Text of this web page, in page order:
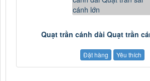
Quạt trần cánh dài Quạt trần
Đặt hàng Yêu thích